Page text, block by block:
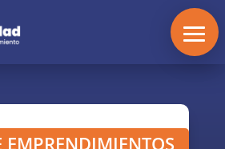
EMPRENDIMIENTOS